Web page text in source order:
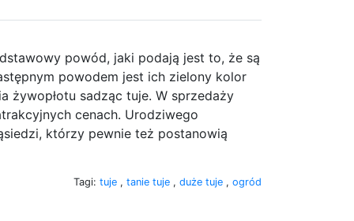
powód, jaki podają jest to, że są
powodem jest ich zielony kolor
żywopłotu sadząc tuje. W sprzedaży
cenach. Urodziwego
którzy pewnie też postanowią
Tagi: tuje , tanie tuje , duże tuje , ogród